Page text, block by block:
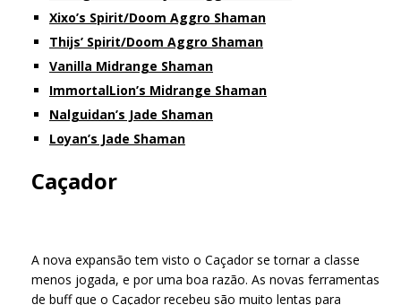
Xixo’s Spirit/Doom Aggro Shaman
Thijs’ Spirit/Doom Aggro Shaman
Vanilla Midrange Shaman
ImmortalLion’s Midrange Shaman
Nalguidan’s Jade Shaman
Loyan’s Jade Shaman
Caçador
A nova expansão tem visto o Caçador se tornar a classe
menos jogada, e por uma boa razão. As novas ferramentas
de buff que o Caçador recebeu são muito lentas para